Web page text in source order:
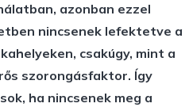
azonban ezzel
nincsenek lefektetve a
csakúgy, mint a
szorongásfaktor. Így
ha nincsenek meg a